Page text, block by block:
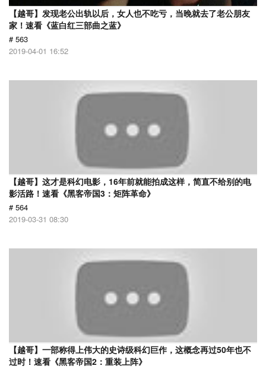
【越哥】发现老公出轨以后，女人也不吃亏，当晚就去了老公朋友
家！速看《蓝白红三部曲之蓝》
# 563
2019-04-01 16:52
【越哥】这才是科幻电影，16年前就能拍成这样，简直不给别的电
影活路！速看《黑客帝国3：矩阵革命》
# 564
2019-03-31 08:30
【越哥】一部称得上伟大的史诗级科幻巨作，这概念再过50年也不
过时！速看《黑客帝国2：重装上阵》